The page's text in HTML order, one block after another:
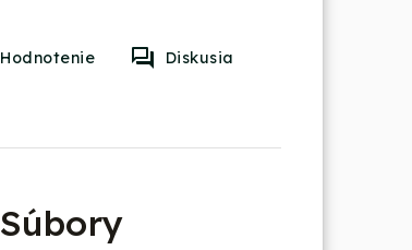
Hodnotenie Diskusia
Súbory